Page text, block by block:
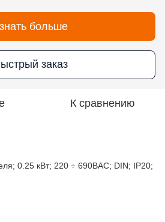
больше
заказ
К сравнению
0.25 кВт; 220 ÷ 690ВAC; DIN; IP20;